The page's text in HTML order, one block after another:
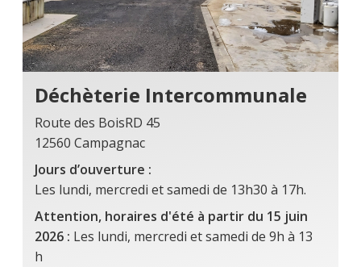
Déchèterie Intercommunale
Route des BoisRD 45
12560 Campagnac
Jours d’ouverture :
Les lundi, mercredi et samedi de 13h30 à 17h.
Attention, horaires d'été à partir du 15 juin
2026 : Les lundi, mercredi et samedi de 9h à 13
h